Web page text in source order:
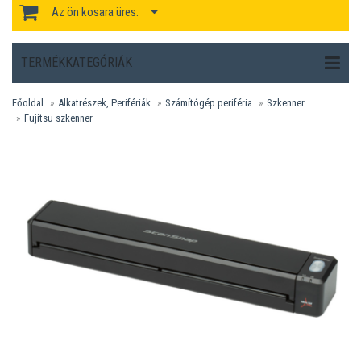
Az ön kosara üres.
TERMÉKKATEGÓRIÁK
Főoldal Alkatrészek, Perifériák Számítógép periféria
Szkenner
Fujitsu szkenner